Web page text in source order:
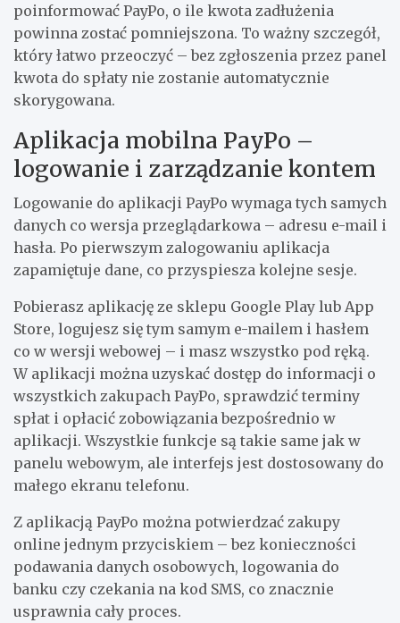
poinformować PayPo, o ile kwota zadłużenia
powinna zostać pomniejszona. To ważny szczegół,
który łatwo przeoczyć – bez zgłoszenia przez panel
kwota do spłaty nie zostanie automatycznie
skorygowana.
Aplikacja mobilna PayPo –
logowanie i zarządzanie kontem
Logowanie do aplikacji PayPo wymaga tych samych
danych co wersja przeglądarkowa – adresu e-mail i
hasła. Po pierwszym zalogowaniu aplikacja
zapamiętuje dane, co przyspiesza kolejne sesje.
Pobierasz aplikację ze sklepu Google Play lub App
Store, logujesz się tym samym e-mailem i hasłem
co w wersji webowej – i masz wszystko pod ręką.
W aplikacji można uzyskać dostęp do informacji o
wszystkich zakupach PayPo, sprawdzić terminy
spłat i opłacić zobowiązania bezpośrednio w
aplikacji. Wszystkie funkcje są takie same jak w
panelu webowym, ale interfejs jest dostosowany do
małego ekranu telefonu.
Z aplikacją PayPo można potwierdzać zakupy
online jednym przyciskiem – bez konieczności
podawania danych osobowych, logowania do
banku czy czekania na kod SMS, co znacznie
usprawnia cały proces.